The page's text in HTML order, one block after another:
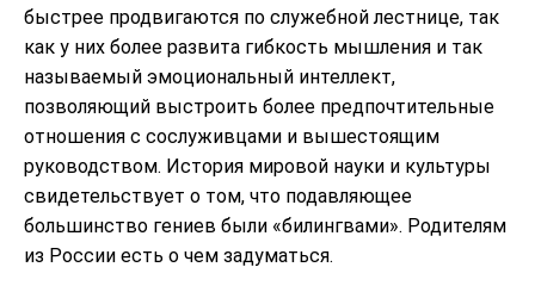
быстрее продвигаются по служебной лестнице, так
как у них более развита гибкость мышления и так
называемый эмоциональный интеллект,
позволяющий выстроить более предпочтительные
отношения с сослуживцами и вышестоящим
руководством. История мировой науки и культуры
свидетельствует о том, что подавляющее
большинство гениев были «билингвами». Родителям
из России есть о чем задуматься.